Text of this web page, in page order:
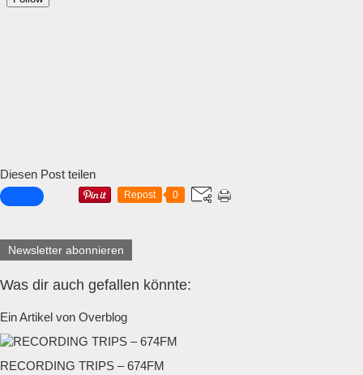
Diesen Post teilen
Repost 0
Newsletter abonnieren
Was dir auch gefallen könnte:
Ein Artikel von Overblog
RECORDING TRIPS – 674FM